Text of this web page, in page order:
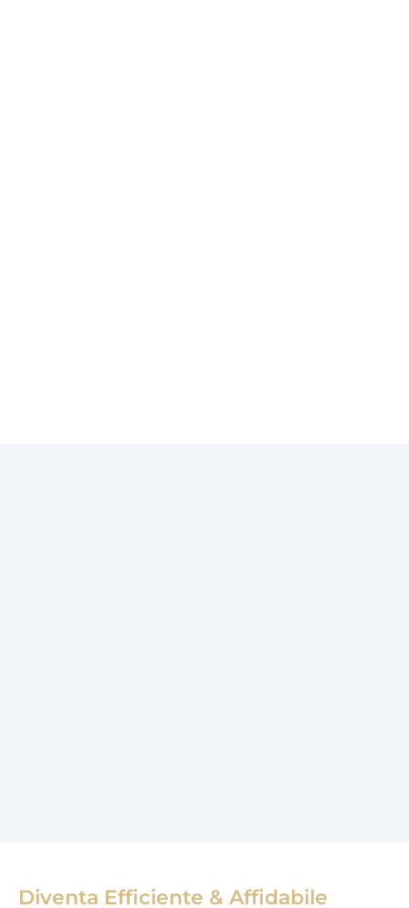
Diventa Efficiente & Affidabile